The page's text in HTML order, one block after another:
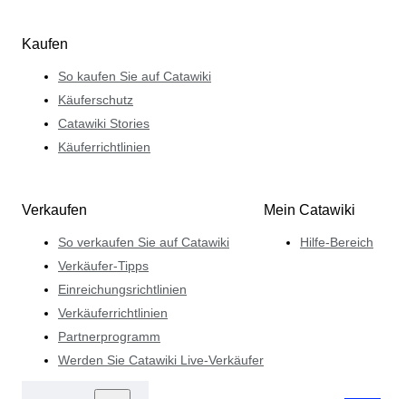
Kaufen
So kaufen Sie auf Catawiki
Käuferschutz
Catawiki Stories
Käuferrichtlinien
Verkaufen
So verkaufen Sie auf Catawiki
Verkäufer-Tipps
Einreichungsrichtlinien
Verkäuferrichtlinien
Partnerprogramm
Werden Sie Catawiki Live-Verkäufer
Mein Catawiki
Hilfe-Bereich